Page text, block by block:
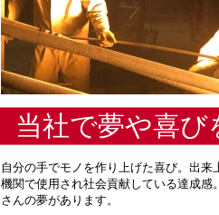
当社で夢や喜び
自分の手でモノを作り上げた喜び。出来
機関で使用され社会貢献している達成感
さんの夢があります。